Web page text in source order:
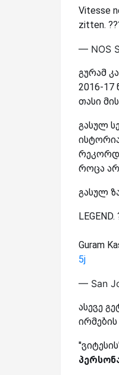
Vitesse
zitten.
— NOS
გურამ
2016-
თასი
გასულ
როცა
გასულ
LEGEND.
Guram
5j
— San
ასევე